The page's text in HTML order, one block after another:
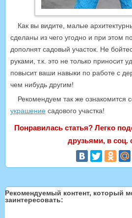
Как вы видите, малые
сделаны из чего угодно и при этом
дополнят садовый участок. Не
руками, т.к. это не только приносит
повысит ваши навыки по работе с
чем нибудь другим!
Рекомендуем так же ознакомится
украшение садового участка!
Понравилась статья? Легко
друзьями, в соц.
Рекомендуемый контент, который
заинтересовать: